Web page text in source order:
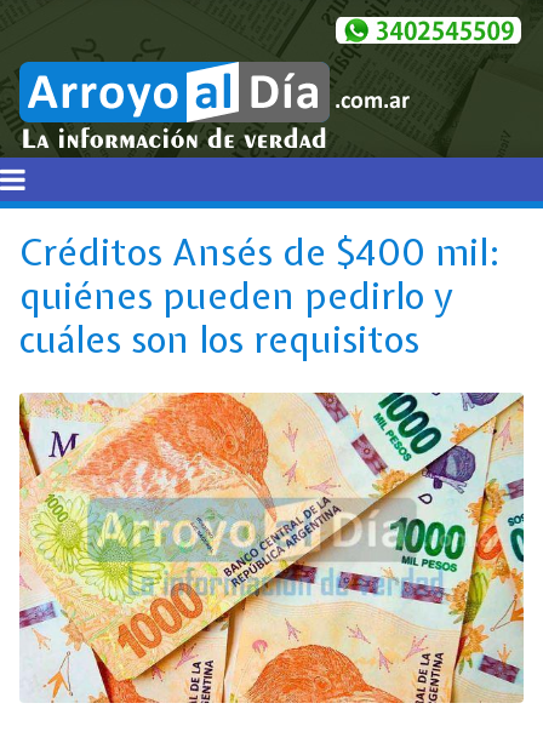
Créditos Ansés de $400 mil:
quiénes pueden pedirlo y
cuáles son los requisitos